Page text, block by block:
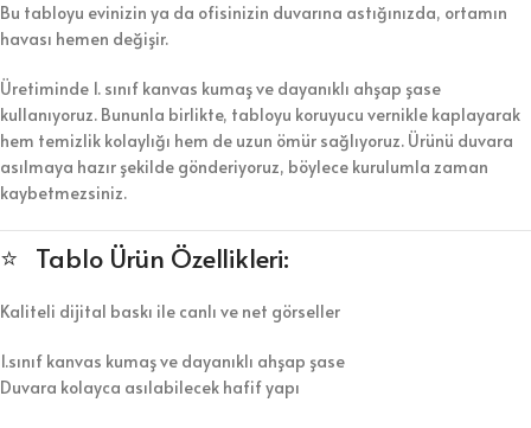
Bu tabloyu evinizin ya da ofisinizin duvarına astığınızda, ortamın
havası hemen değişir.
Üretiminde 1. sınıf kanvas kumaş ve dayanıklı ahşap şase
kullanıyoruz. Bununla birlikte, tabloyu koruyucu vernikle kaplayarak
hem temizlik kolaylığı hem de uzun ömür sağlıyoruz. Ürünü duvara
asılmaya hazır şekilde gönderiyoruz, böylece kurulumla zaman
kaybetmezsiniz.
⭐ Tablo Ürün Özellikleri:
Kaliteli dijital baskı ile canlı ve net görseller
1.sınıf kanvas kumaş ve dayanıklı ahşap şase
Duvara kolayca asılabilecek hafif yapı